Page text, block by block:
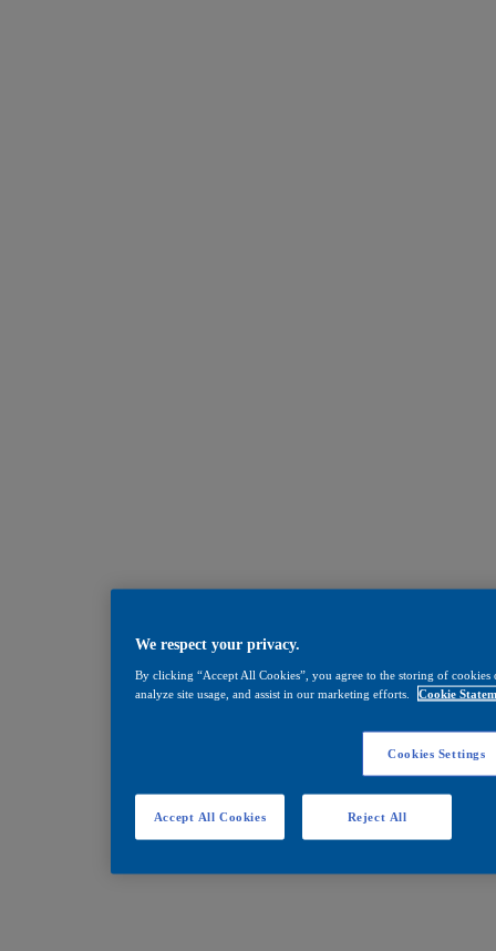
We respect your privacy.
By clicking “Accept All Cookies”, you agree to the storing of
analyze site usage, and assist in our marketing efforts.
Cookie
Cookies Settings
Reject All
Accept All Cookies